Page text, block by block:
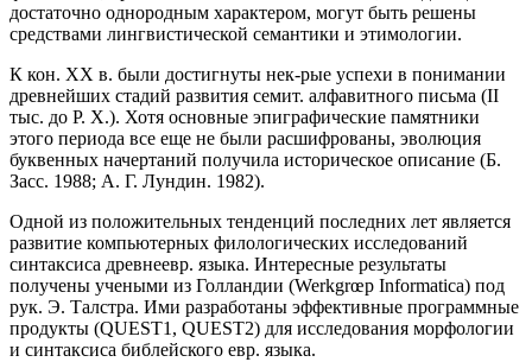
достаточно однородным характером, могут быть решены
средствами лингвистической семантики и этимологии.
К кон. XX в. были достигнуты нек-рые успехи в понимании
древнейших стадий развития семит. алфавитного письма (II
тыс. до Р. Х.). Хотя основные эпиграфические памятники
этого периода все еще не были расшифрованы, эволюция
буквенных начертаний получила историческое описание (Б.
Засс. 1988; А. Г. Лундин. 1982).
Одной из положительных тенденций последних лет является
развитие компьютерных филологических исследований
синтаксиса древнеевр. языка. Интересные результаты
получены учеными из Голландии (Werkgrœp Informatica) под
рук. Э. Талстра. Ими разработаны эффективные программные
продукты (QUEST1, QUEST2) для исследования морфологии
и синтаксиса библейского евр. языка.